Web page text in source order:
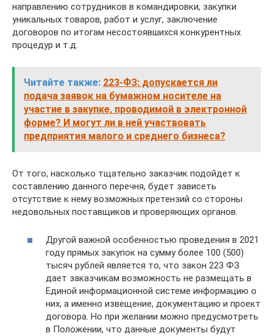
направлению сотрудников в командировки, закупки
уникальных товаров, работ и услуг, заключение
договоров по итогам несостоявшихся конкурентных
процедур и т.д.
Читайте также: 223-ФЗ: допускается ли
подача заявок на бумажном носителе на
участие в закупке, проводимой в электронной
форме? И могут ли в ней участвовать
предприятия малого и среднего бизнеса?
От того, насколько тщательно заказчик подойдет к
составлению данного перечня, будет зависеть
отсутствие к нему возможных претензий со стороны
недовольных поставщиков и проверяющих органов.
Другой важной особенностью проведения в 2021
году прямых закупок на сумму более 100 (500)
тысяч рублей является то, что закон 223 ФЗ
дает заказчикам возможность не размещать в
Единой информационной системе информацию о
них, а именно извещение, документацию и проект
договора. Но при желании можно предусмотреть
в Положении, что данные документы будут